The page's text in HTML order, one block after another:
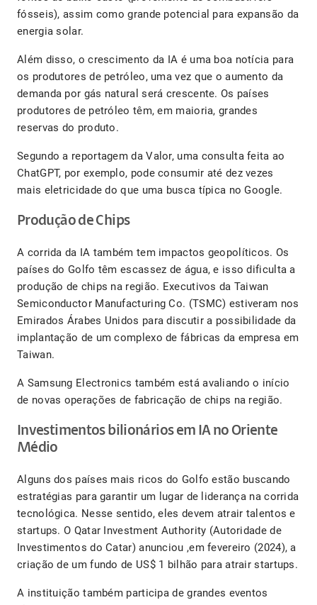
fósseis), assim como grande potencial para expansão da
energia solar.
Além disso, o crescimento da IA é uma boa notícia para
os produtores de petróleo, uma vez que o aumento da
demanda por gás natural será crescente. Os países
produtores de petróleo têm, em maioria, grandes
reservas do produto.
Segundo a reportagem da Valor, uma consulta feita ao
ChatGPT, por exemplo, pode consumir até dez vezes
mais eletricidade do que uma busca típica no Google.
Produção de Chips
A corrida da IA também tem impactos geopolíticos. Os
países do Golfo têm escassez de água, e isso dificulta a
produção de chips na região. Executivos da Taiwan
Semiconductor Manufacturing Co. (TSMC) estiveram nos
Emirados Árabes Unidos para discutir a possibilidade da
implantação de um complexo de fábricas da empresa em
Taiwan.
A Samsung Electronics também está avaliando o início
de novas operações de fabricação de chips na região.
Investimentos bilionários em IA no Oriente
Médio
Alguns dos países mais ricos do Golfo estão buscando
estratégias para garantir um lugar de liderança na corrida
tecnológica. Nesse sentido, eles devem atrair talentos e
startups. O Qatar Investment Authority (Autoridade de
Investimentos do Catar) anunciou ,em fevereiro (2024), a
criação de um fundo de US$ 1 bilhão para atrair startups.
A instituição também participa de grandes eventos